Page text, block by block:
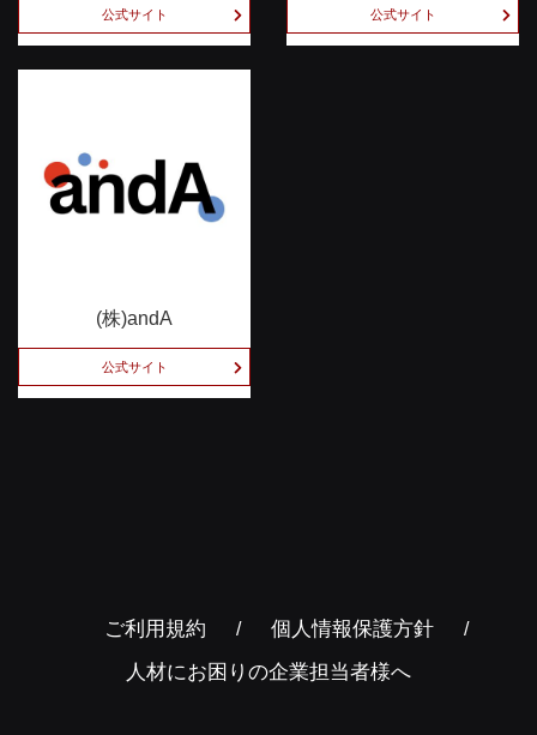
公式サイト 公式サイト
(株)andA
公式サイト
ご利用規約
個人情報保護方針
人材にお困りの企業担当者様へ